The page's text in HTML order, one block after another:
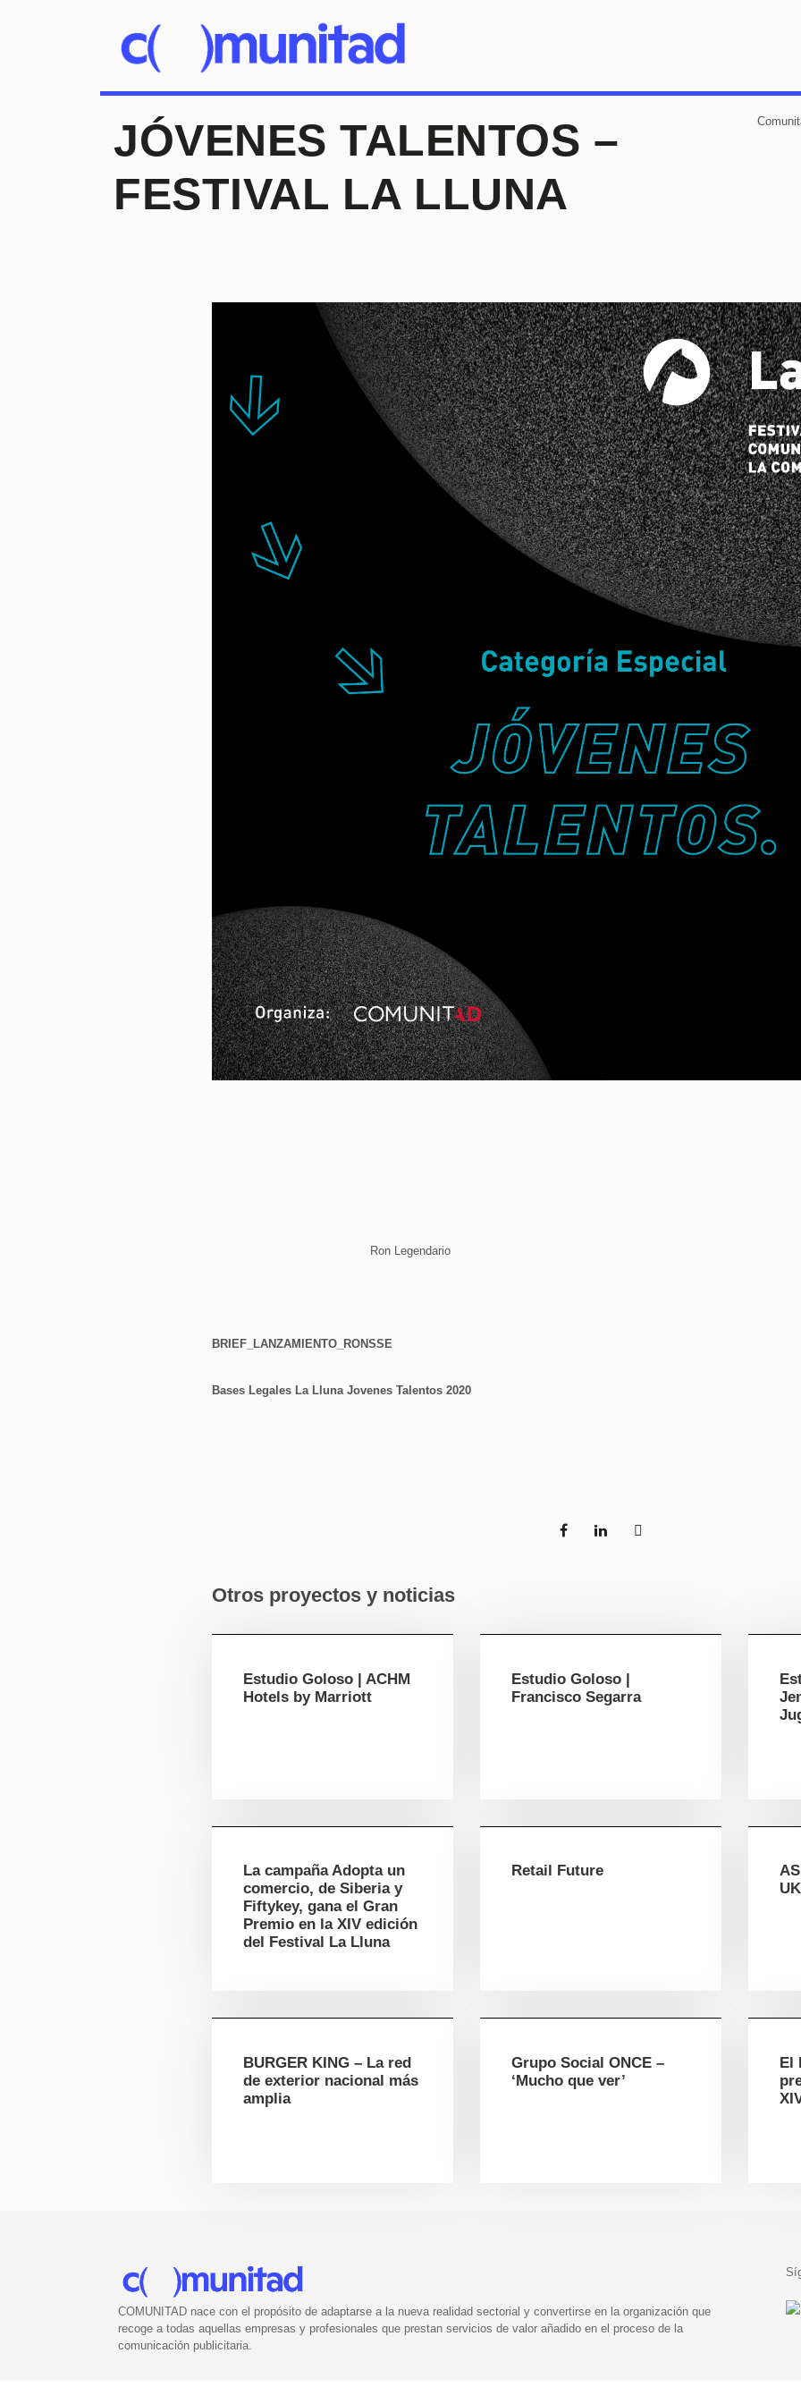
JÓVENES TALENTOS –
FESTIVAL LA LLUNA
Ron Legendario
BRIEF_LANZAMIENTO_RONSSE
Bases Legales La Lluna Jovenes Talentos 2020
Otros proyectos y noticias
Estudio Goloso | ACHM
Hotels by Marriott
Estudio Goloso |
Francisco Segarra
La campaña Adopta un
comercio, de Siberia y
Fiftykey, gana el Gran
Premio en la XIV edición
del Festival La Lluna
Retail Future
UK
BURGER KING – La red
de exterior nacional más
amplia
Grupo Social ONCE –
‘Mucho que ver’
El
COMUNITAD nace con el propósito de adaptarse a la nueva realidad sectorial y convertirse en la organización que
recoge a todas aquellas empresas y profesionales que prestan servicios de valor añadido en el proceso de la
comunicación publicitaria.